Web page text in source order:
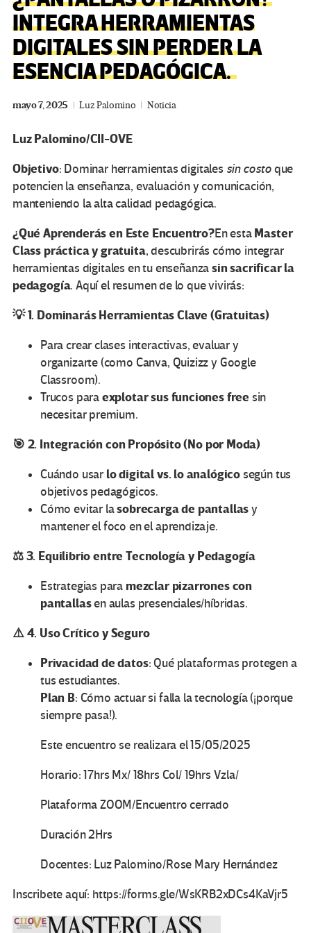
INTEGRA HERRAMIENTAS
DIGITALES SIN PERDER LA
ESENCIA PEDAGÓGICA.
mayo 7, 2025 Luz Palomino Noticia
Luz Palomino/CII-OVE
Objetivo: Dominar herramientas digitales sin costoque
potencien la enseñanza, evaluación y comunicación,
manteniendo la alta calidad pedagógica.
¿Qué Aprenderás en Este Encuentro?En estaMaster
Class práctica y gratuita, descubrirás cómo integrar
herramientas digitales en tu enseñanzasin sacrificar la
pedagogía. Aquí el resumen de lo que vivirás:
💡 1. Dominarás Herramientas Clave (Gratuitas)
Para crear clases interactivas, evaluar y
organizarte (como Canva, Quizizz y Google
Classroom).
Trucos paraexplotar sus funciones free sin
necesitar premium.
🎯 2. Integración con Propósito (No por Moda)
Cuándo usar lo digital vs. lo analógicosegún tus
objetivos pedagógicos.
Cómo evitar lasobrecarga de pantallasy
mantener el foco en el aprendizaje.
⚖️ 3. Equilibrio entre Tecnología y Pedagogía
Estrategias para mezclar pizarrones con
pantallasen aulas presenciales/híbridas.
⚠️ 4. Uso Crítico y Seguro
Privacidad de datos: Qué plataformas protegen a
tus estudiantes.
Plan B: Cómo actuar si falla la tecnología (¡porque
siempre pasa!).
Este encuentro se realizara el 15/05/2025
Horario: 17hrs Mx/ 18hrs Col/ 19hrs Vzla/
Plataforma ZOOM/Encuentro cerrado
Duración 2Hrs
Docentes: Luz Palomino/Rose Mary Hernández
Inscribete aquí: https://forms.gle/WsKRB2xDCs4KaVjr5